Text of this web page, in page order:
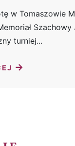
w Tomaszowie
Szachowy
turniej...
→